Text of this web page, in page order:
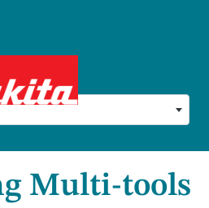
Multi-tools